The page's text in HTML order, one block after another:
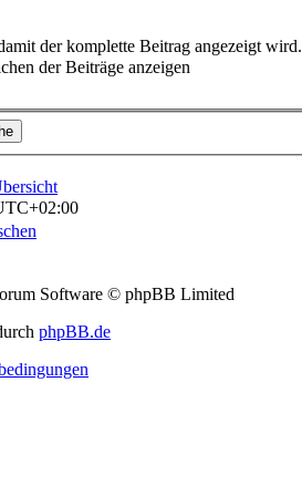
der komplette Beitrag angezeigt wird.
der Beiträge anzeigen
Software © phpBB Limited
phpBB.de